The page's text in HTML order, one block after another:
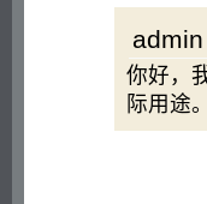
你好，
际用途。